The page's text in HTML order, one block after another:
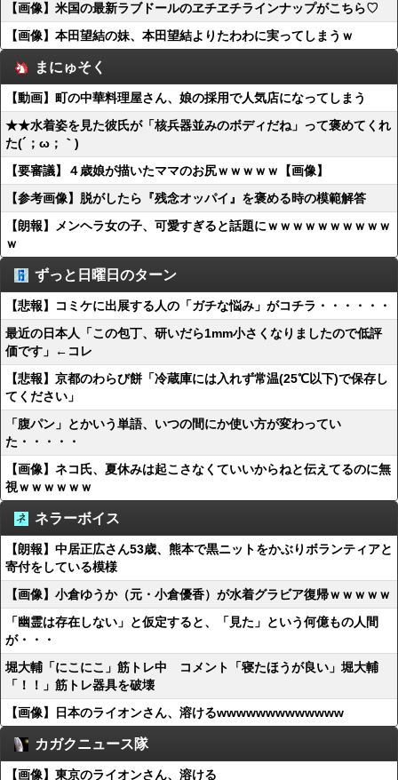
【画像】米国の最新ラブドールのヱチヱチラインナップがこちら♡
【画像】本田望結の妹、本田望結よりたわわに実ってしまうｗ
まにゅそく
【動画】町の中華料理屋さん、娘の採用で人気店になってしまう
★★水着姿を見た彼氏が「核兵器並みのボディだね」って褒めてくれ
た(´；ω；｀)
【要審議】４歳娘が描いたママのお尻ｗｗｗｗｗ【画像】
【参考画像】脱がしたら『残念オッパイ』を褒める時の模範解答
【朗報】メンヘラ女の子、可愛すぎると話題にｗｗｗｗｗｗｗｗｗｗ
ｗ
ずっと日曜日のターン
【悲報】コミケに出展する人の「ガチな悩み」がコチラ・・・・・・
最近の日本人「この包丁、研いだら1mm小さくなりましたので低評
価です」←コレ
【悲報】京都のわらび餅「冷蔵庫には入れず常温(25℃以下)で保存し
てください」
「腹パン」とかいう単語、いつの間にか使い方が変わってい
た・・・・・
【画像】ネコ氏、夏休みは起こさなくていいからねと伝えてるのに無
視ｗｗｗｗｗｗ
ネラーボイス
【朗報】中居正広さん53歳、熊本で黒ニットをかぶりボランティアと
寄付をしている模様
【画像】小倉ゆうか（元・小倉優香）が水着グラビア復帰ｗｗｗｗｗ
「幽霊は存在しない」と仮定すると、「見た」という何億もの人間
が・・・
堀大輔「にこにこ」筋トレ中 コメント「寝たほうが良い」堀大輔
「！！」筋トレ器具を破壊
【画像】日本のライオンさん、溶けるwwwwwwwwwwwww
カガクニュース隊
【画像】東京のライオンさん、溶ける